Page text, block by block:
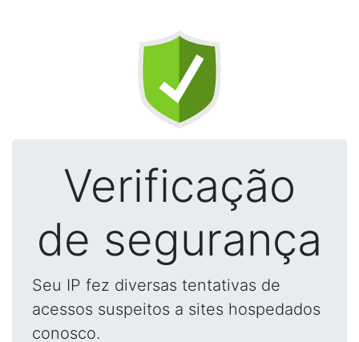
Verificação
de segurança
Seu IP fez diversas tentativas de
acessos suspeitos a sites hospedados
conosco.